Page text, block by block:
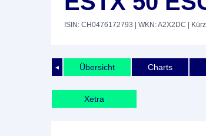
ISIN: CH0476172793 | WKN: A2X2DC |
◄ Übersicht Charts
Xetra